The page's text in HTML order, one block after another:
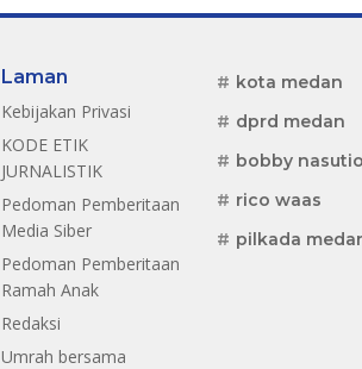
Laman
Kebijakan Privasi
KODE ETIK
JURNALISTIK
Pedoman Pemberitaan
Media Siber
Pedoman Pemberitaan
Ramah Anak
Redaksi
Umrah bersama
kota medan
dprd medan
bobby
rico waas
pilkada